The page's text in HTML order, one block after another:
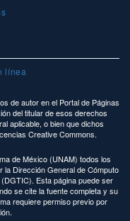
línea
de autor en el Portal de Páginas
del titular de esos derechos
aplicable, o bien que dichos
Creative Commons.
de México (UNAM) todos los
Dirección General de Cómputo
Esta página puede ser
se cite la fuente completa y su
requiere permiso previo por